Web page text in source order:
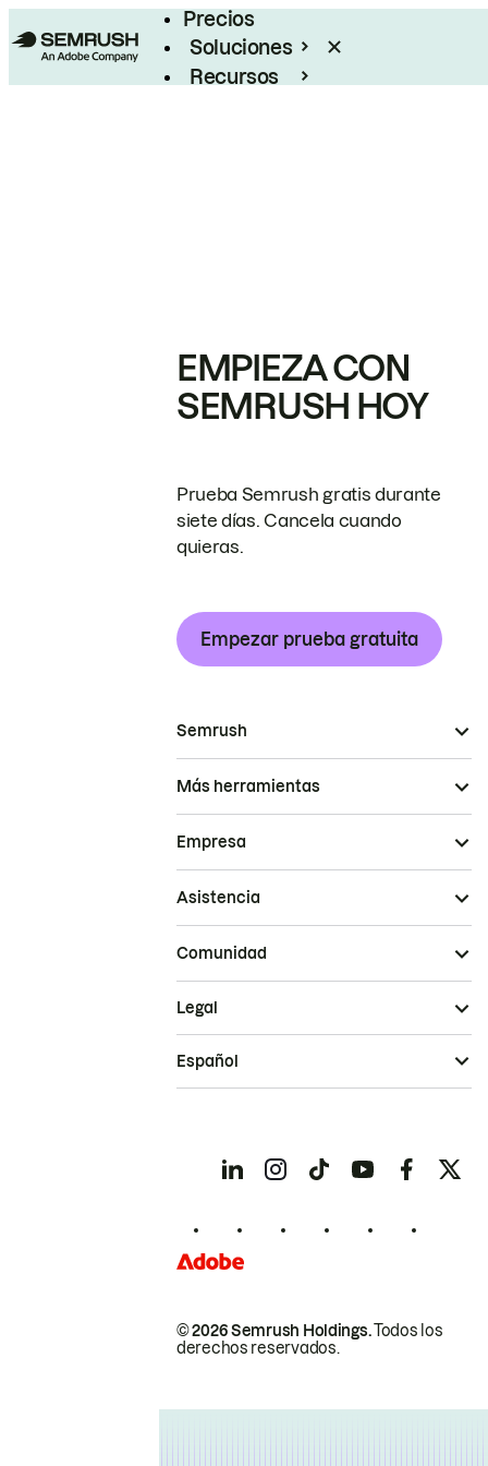
Precios
Soluciones
Recursos
EMPIEZA CON
SEMRUSH HOY
Prueba Semrush gratis durante
siete días. Cancela cuando
quieras.
Empezar prueba gratuita
Semrush
Más herramientas
Empresa
Asistencia
Comunidad
© 2026 Semrush Holdings.Todos los
derechos reservados.
Legal
Español